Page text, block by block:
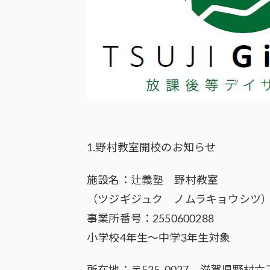
1.野村教室開校のお知らせ
施設名：辻義塾 野村教室
（ツジギジュク ノムラキョウシツ
事業所番号：2550600288
小学校4年生～中学3年生対象